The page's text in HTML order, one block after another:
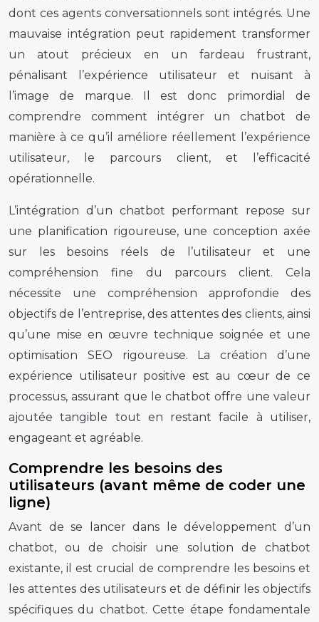
dont ces agents conversationnels sont intégrés. Une
mauvaise intégration peut rapidement transformer
un atout précieux en un fardeau frustrant,
pénalisant l’expérience utilisateur et nuisant à
l’image de marque. Il est donc primordial de
comprendre comment intégrer un chatbot de
manière à ce qu’il améliore réellement l’expérience
utilisateur, le parcours client, et l’efficacité
opérationnelle.
L’intégration d’un chatbot performant repose sur
une planification rigoureuse, une conception axée
sur les besoins réels de l’utilisateur et une
compréhension fine du parcours client. Cela
nécessite une compréhension approfondie des
objectifs de l’entreprise, des attentes des clients, ainsi
qu’une mise en œuvre technique soignée et une
optimisation SEO rigoureuse. La création d’une
expérience utilisateur positive est au cœur de ce
processus, assurant que le chatbot offre une valeur
ajoutée tangible tout en restant facile à utiliser,
engageant et agréable.
Comprendre les besoins des
utilisateurs (avant même de coder une
ligne)
Avant de se lancer dans le développement d’un
chatbot, ou de choisir une solution de chatbot
existante, il est crucial de comprendre les besoins et
les attentes des utilisateurs et de définir les objectifs
spécifiques du chatbot. Cette étape fondamentale